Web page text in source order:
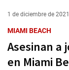
1 de diciembre de 2021
MIAMI BEACH
Asesinan a
en Miami